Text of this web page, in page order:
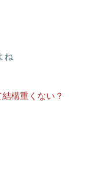
ね
構重くない？